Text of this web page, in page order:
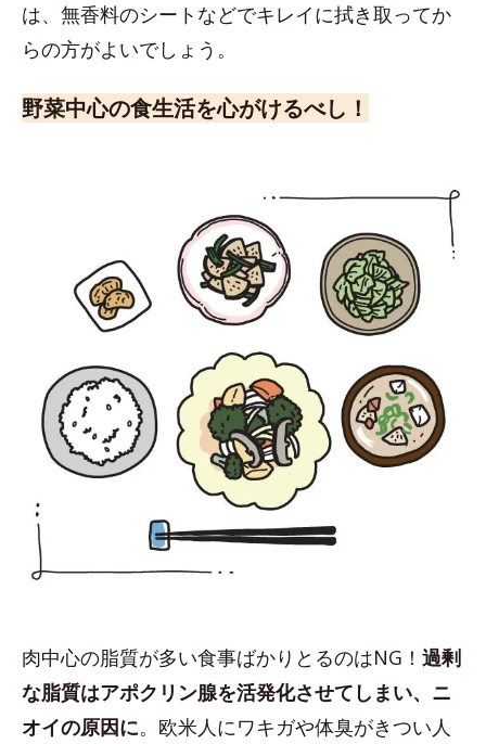
は、無香料のシートなどでキレイに拭き取ってか
らの方がよいでしょう。
野菜中心の食生活を心がけるべし！
肉中心の脂質が多い食事ばかりとるのはNG！ 過剰
な脂質はアポクリン腺を活発化させてしまい、ニ
オイの原因に。欧米人にワキガや体臭がきつい人